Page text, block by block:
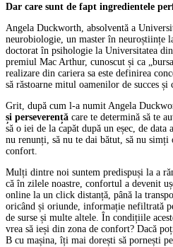
Dar care sunt de fapt ingredientele
Angela Duckworth, absolventă a
neurobiologie, un master în neuroștiințe
doctorat în psihologie la Universitatea
premiul Mac Arthur, cunoscut și ca
realizare din cariera sa este definirea
să răstoarne mitul oamenilor de succes
Grit, după cum l-a numit Angela
și perseverență care te determină să te
să o iei de la capăt după un eșec, de
nu renunți, să nu te dai bătut, să nu simți
confort.
Mulți dintre noi suntem predispuși la a
că în zilele noastre, confortul a devenit
online la un click distanță, până la
oricând și oriunde, informație nefiltrată
de surse și multe altele. În condițiile
vrea să ieși din zona de confort? Dacă
B cu mașina, îți mai dorești să pornești